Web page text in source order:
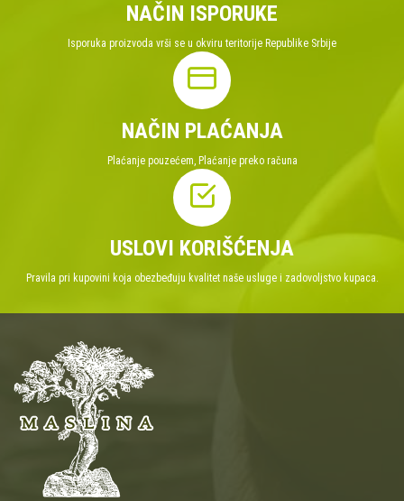
NAČIN ISPORUKE
Isporuka proizvoda vrši se u okviru teritorije Republike Srbije
NAČIN PLAĆANJA
Plaćanje pouzećem, Plaćanje preko računa
USLOVI KORIŠĆENJA
Pravila pri kupovini koja obezbeđuju kvalitet naše usluge i zadovoljstvo kupaca.